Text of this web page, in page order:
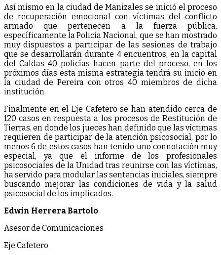
Así mismo en la ciudad de Manizales se inició el proceso
de recuperación emocional con víctimas del conflicto
armado que pertenecen a la fuerza pública,
específicamente la Policía Nacional, que se han mostrado
muy dispuestos a participar de las sesiones de trabajo
que se desarrollarán durante 4 encuentros, en la capital
del Caldas 40 policías hacen parte del proceso, en los
próximos días esta misma estrategia tendrá su inicio en
la ciudad de Pereira con otros 40 miembros de dicha
institución.
Finalmente en el Eje Cafetero se han atendido cerca de
120 casos en respuesta a los procesos de Restitución de
Tierras, en donde los jueces han definido que las víctimas
requieren de participar de la atención psicosocial, por lo
menos 6 de estos casos han tenido uno connotación muy
especial, ya que el informe de los profesionales
psicosociales de la Unidad tras reunirse con las víctimas,
ha servido para modular las sentencias iniciales, siempre
buscando mejorar las condiciones de vida y la salud
psicosocial de los implicados.
Edwin Herrera Bartolo
Asesor de Comunicaciones
Eje Cafetero